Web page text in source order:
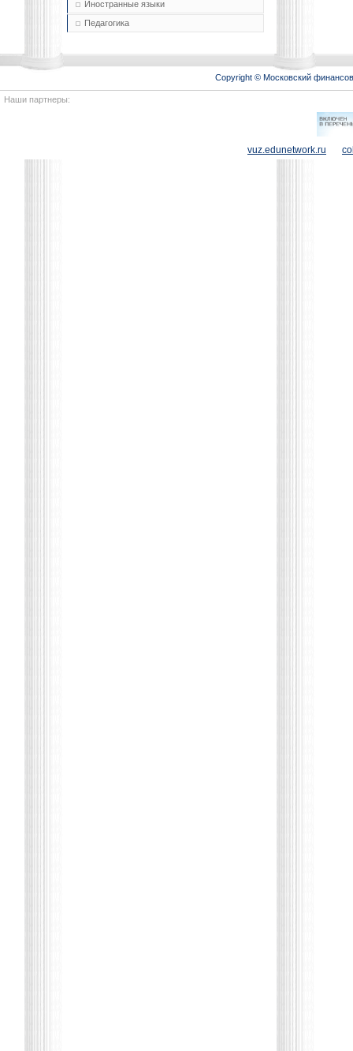
Иностранные языки
Педагогика
Copyright © Московский
Наши партнеры:
vuz.edunetwork.ru